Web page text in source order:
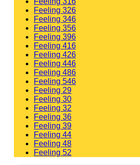
Feeling 326
Feeling 346
Feeling 356
Feeling 396
Feeling 416
Feeling 426
Feeling 446
Feeling 486
Feeling 546
Feeling 29
Feeling 30
Feeling 32
Feeling 36
Feeling 39
Feeling 44
Feeling 48
Feeling 52